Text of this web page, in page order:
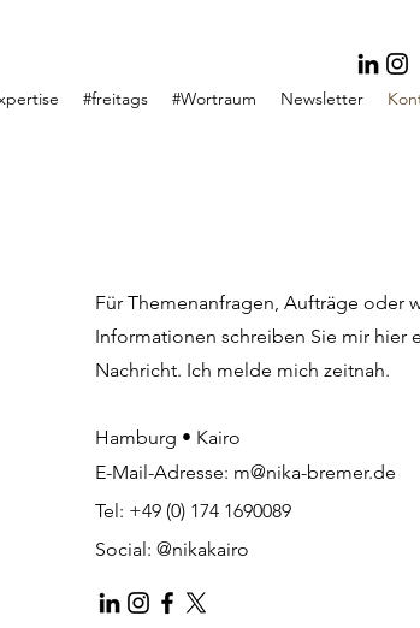
#freitags #Wortraum Newsletter
Für Themenanfragen, Aufträge oder
Informationen schreiben Sie mir hier
Nachricht. Ich melde mich zeitnah.
Hamburg • Kairo
E-Mail-Adresse: m@nika-bremer.de
Tel: +49 (0) 174 1690089
Social: @nikakairo